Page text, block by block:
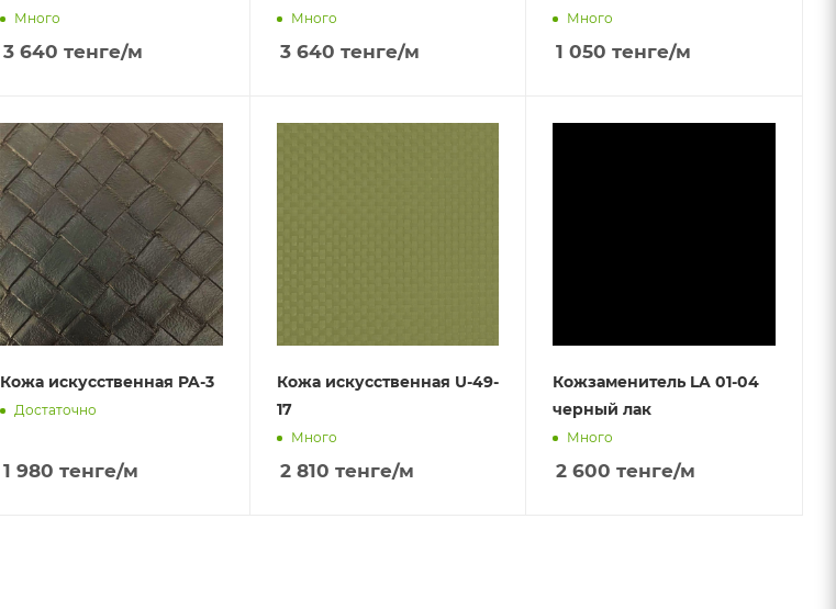
Много
3 640 тенге/м
Много
3 640 тенге/м
Много
1 050 тенге/м
Кожа искусственная PA-3
Достаточно
1 980 тенге/м
Кожа искусственная U-49-
17
Много
2 810 тенге/м
Кожзаменитель LA 01-04
черный лак
Много
2 600 тенге/м